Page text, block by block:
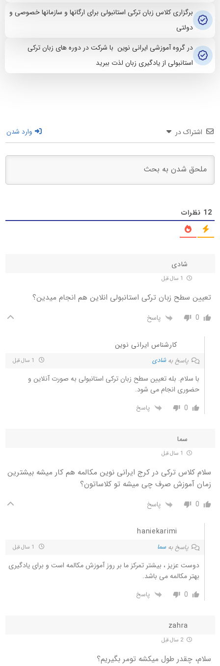
برگزاری کلاس زبان ترکی استانبولی برای ارگانها و سازمانها خصوصی و
دولتی
در گروه آموزشی ایرانی نوین با شرکت در دوره های زبان ترکی
استانبولی از یادگیری زبان لذت ببرید
اشتراک در وارد شدن
12 نظرات
شادی
تعیین سطح زبان ترکی استانبولی انلاین هم انجام میدین؟
0 پاسخ
کارشناس ایرانی نوین
پاسخ به شادی
با سلام. بله تعیین سطح زبان ترکی استانبولی به صورت آنلاین و
حضوری انجام می شود.
0
پاسخ
سما
سلام کلاس ترکی در کرج ایرانی نوین مکالمه هم کار میشه بیشترین
زمان آموزش صرف چی میشه تو کلاساتون؟
0 پاسخ
haniekarimi
پاسخ به سما
دوست عزیز ، بیشتر تمرکز ما بر روز آموزش مکالمه است و برای یادگیری
بهتر مکالمه می باشد.
0
پاسخ
zahra
2 سال قبل
سلام، چقدر طول میکشه تومر بگیریم؟